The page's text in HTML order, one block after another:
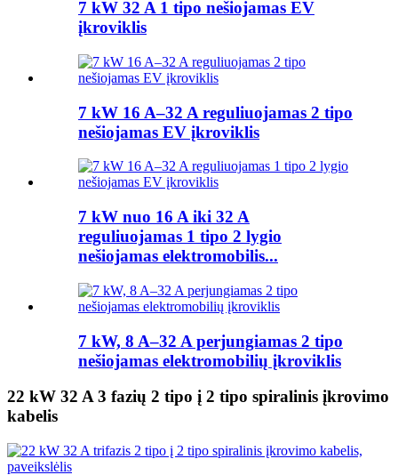
7 kW 32 A 1 tipo nešiojamas EV
įkroviklis
7 kW 16 A–32 A reguliuojamas 2 tipo
nešiojamas EV įkroviklis
7 kW nuo 16 A iki 32 A
reguliuojamas 1 tipo 2 lygio
nešiojamas elektromobilis...
7 kW, 8 A–32 A perjungiamas 2 tipo
nešiojamas elektromobilių įkroviklis
22 kW 32 A 3 fazių 2 tipo į 2 tipo spiralinis įkrovimo
kabelis